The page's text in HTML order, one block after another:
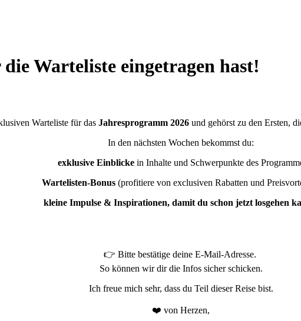
Warteliste eingetragen hast!
Warteliste für das Jahresprogramm 2026 und gehörst zu den Ersten,
In den nächsten Wochen bekommst du:
exklusive Einblicke in Inhalte und Schwerpunkte des
Wartelisten-Bonus (profitiere von exclusiven Rabatten und
kleine Impulse & Inspirationen, damit du schon jetzt losgehen
👉 Bitte bestätige deine E-Mail-Adresse.
So können wir dir die Infos sicher schicken.
Ich freue mich sehr, dass du Teil dieser Reise bist.
❤️ von Herzen,